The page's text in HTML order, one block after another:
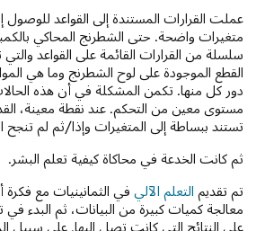
عملت القرارات المستندة إلى القواعد
متغيرات واضحة. حتى الشطرنج المحاكي
سلسلة من القرارات القائمة على القواعد
القطع الموجودة على لوح الشطرنج وما هي
دور كل منها. تكمن المشكلة في أن هذه
مستوى معين من التحكم. عند نقطة معينة،
تستند ببساطة إلى المتغيرات وإذا/ثم لم تنجح
ثم كانت الخدعة في محاكاة كيفية تعلم البشر.
تم تقديم التعلم الآلي في الثمانينيات مع فكرة
معالجة كميات كبيرة من البيانات، ثم البدء في
على النتائج التي كانت تصل إليها. على سبيل